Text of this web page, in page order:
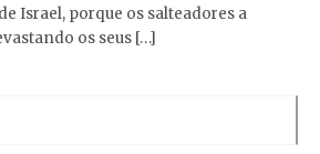
Israel, porque os salteadores a
os seus […]